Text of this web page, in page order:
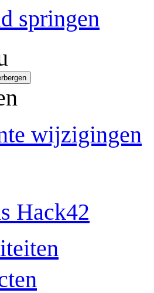
springen
wijzigingen
Hack42